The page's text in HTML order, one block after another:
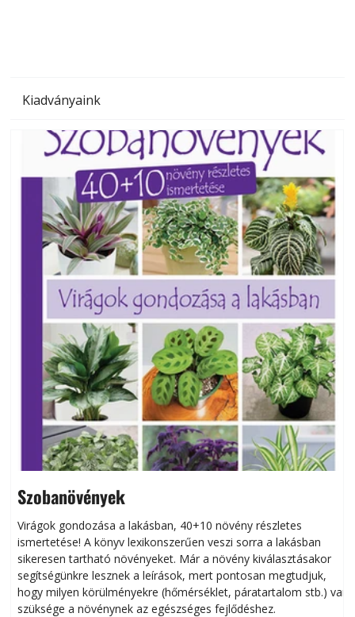
Kiadványaink
Szobanövények
Virágok gondozása a lakásban, 40+10 növény részletes
ismertetése! A könyv lexikonszerűen veszi sorra a lakásban
sikeresen tart­ha­tó növényeket. Már a növény kiválasztásakor
segítségünkre lesznek a leírások, mert pontosan megtudjuk,
hogy milyen körülményekre (hőmérséklet, páratartalom stb.) van
szüksége a növénynek az egészséges fejlődéshez.